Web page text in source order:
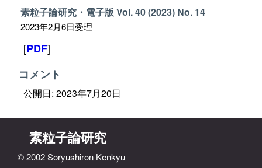
素粒子論研究・電子版 Vol. 40 (2023) No. 14
2023年2月6日受理
[PDF]
コメント
公開日: 2023年7月20日
素粒子論研究
© 2002 Soryushiron Kenkyu